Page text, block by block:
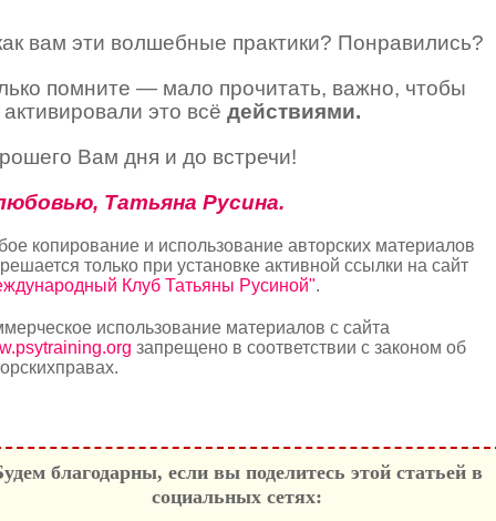
вам эти волшебные практики? Понравились?
помните — мало прочитать, важно, чтобы
это всё действиями.
Вам дня и до встречи!
Татьяна Русина.
копирование и использование авторских материалов
только при установке активной ссылки на сайт
Клуб Татьяны Русиной".
использование материалов с сайта
запрещено в соответствии с законом об
благодарны, если вы поделитесь этой статьей в
социальных сетях: